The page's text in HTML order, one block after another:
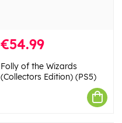
€54.99
Folly of the Wizards
(Collectors Edition) (PS5)